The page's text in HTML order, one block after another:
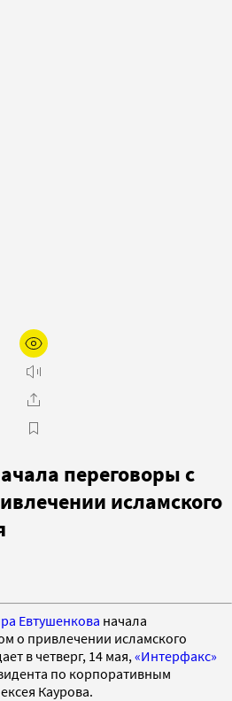
переговоры с
исламского
Евтушенкова начала
о привлечении исламского
в четверг, 14 мая, «Интерфакс»
по корпоративным
Каурова.